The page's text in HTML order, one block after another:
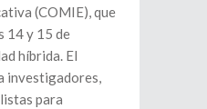
(COMIE), que
14 y 15 de
híbrida. El
investigadores,
para